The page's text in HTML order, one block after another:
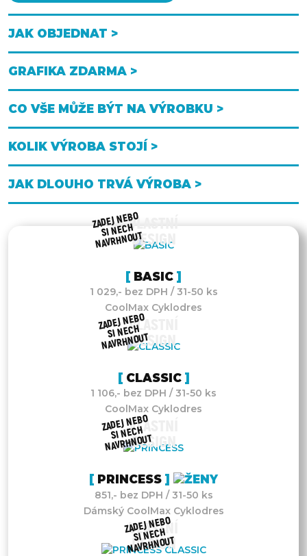
JAK OBJEDNAT >
GRAFIKA ZDARMA >
CO VŠE MŮŽE BÝT NA VÝROBKU >
KOLIK VÝROBA STOJÍ >
JAK DLOUHO TRVÁ VÝROBA >
VLASTNÍ
DESIGN
ZADEJ NEBO
SI NECH
NAVRHNOUT
BASIC
1 029,- bez DPH / 31-50 ks
CoolMax Cyklodres
VLASTNÍ
DESIGN
ZADEJ NEBO
SI NECH
NAVRHNOUT
CLASSIC
1 106,- bez DPH / 31-50 ks
CoolMax Cyklodres
VLASTNÍ
DESIGN
ZADEJ NEBO
SI NECH
NAVRHNOUT
PRINCESS
851,- bez DPH / 31-50 ks
Dámský CoolMax Cyklodres
VLASTNÍ
DESIGN
ZADEJ NEBO
SI NECH
NAVRHNOUT